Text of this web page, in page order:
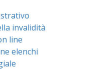
invalidità
line
elenchi